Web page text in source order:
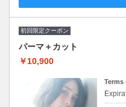
※施術
初回限定クーポン
パーマ＋カット
￥10,900
Terms